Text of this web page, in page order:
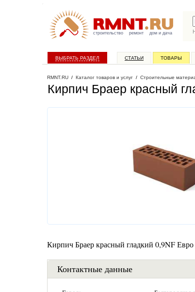
строительство ремонт дом и дача
ВЫБРАТЬ РАЗДЕЛ СТАТЬИ ТОВАРЫ
RMNT.RU / Каталог товаров и услуг / Строительные
Кирпич Браер красный
Кирпич Браер красный гладкий 0,9NF Евро
Контактные данные